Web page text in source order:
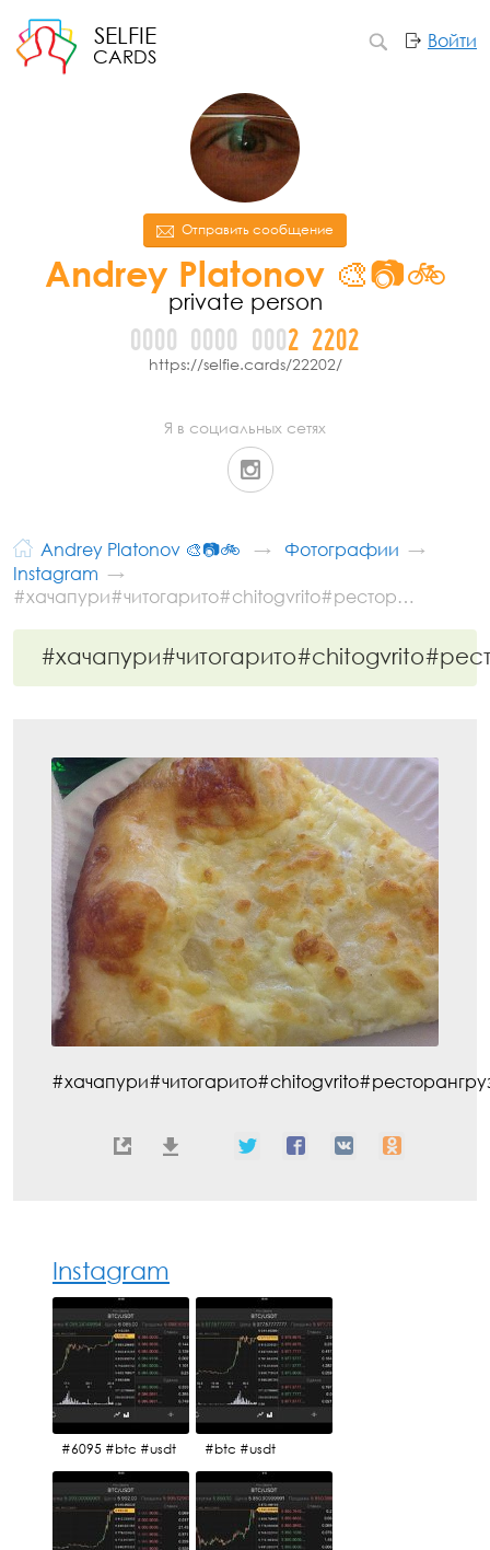
SELFIE
CARDS
Войти
Отправить сообщение
Andrey Platonov 🎨📷🚲
private person
0000 0000 0002 2202
https://selfie.cards/22202/
Я в социальных сетях
Andrey Platonov 🎨📷🚲
Фотографии
Instagram
#хачапури#читогарито#chitogvrito#рестор…
Instagram
#6095 #btc #usdt #btc #usdt